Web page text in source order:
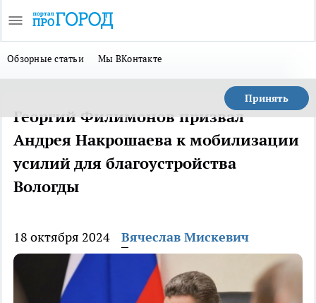
Обзорные статьи Мы ВКонтакте
Принять
Георгий Филимонов призвал
Андрея Накрошаева к мобилизации
усилий для благоустройства
Вологды
18 октября 2024 Вячеслав Мискевич